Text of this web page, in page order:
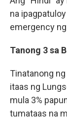
na
emergency
Tanong 3 sa
Tinatanong
itaas ng
mula 3%
tumataas na